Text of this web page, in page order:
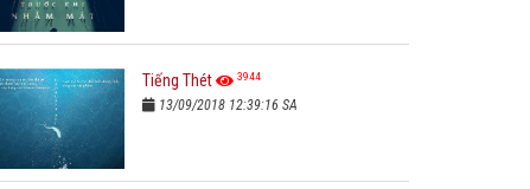
Tiếng Thét 3944
13/09/2018 12:39:16 SA